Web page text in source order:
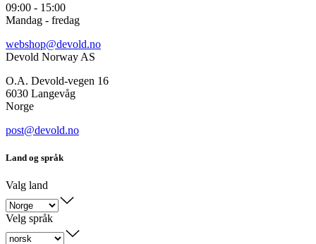
09:00 - 15:00
Mandag - fredag
webshop@devold.no
Devold Norway AS
O.A. Devold-vegen 16
6030 Langevåg
Norge
post@devold.no
Land og språk
Valg land
Velg språk